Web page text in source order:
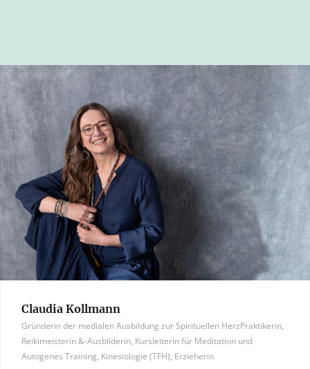
Claudia Kollmann
Gründerin der medialen Ausbildung zur Spirituellen HerzPraktikerin,
Reikimeisterin &-Ausbilderin, Kursleiterin für Meditation und
Autogenes Training, Kinesiologie (TFH), Erzieherin